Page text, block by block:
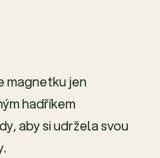
magnetku jen
hadříkem
aby si udržela svou